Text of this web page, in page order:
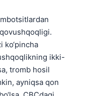
ko‘pincha
ikki-
tromb hosil
ayniqsa qon